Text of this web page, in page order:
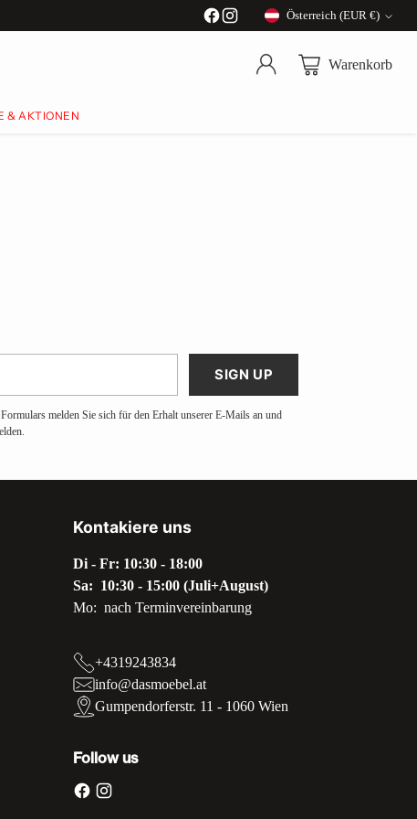
Währung
Österreich (EUR €)
Warenkorb
& AKTIONEN
SIGN UP
melden Sie sich für den Erhalt unserer E-Mails an und
Kontakiere uns
Di - Fr: 10:30 - 18:00
Sa: 10:30 - 15:00 (Juli+August)
Mo: nach Terminvereinbarung
+4319243834
info@dasmoebel.at
Gumpendorferstr. 11 - 1060 Wien
Follow us